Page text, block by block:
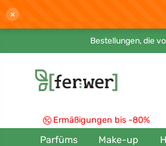
×
Bestellungen, die
Ermäßigungen bis -80%
Parfüms Make-up